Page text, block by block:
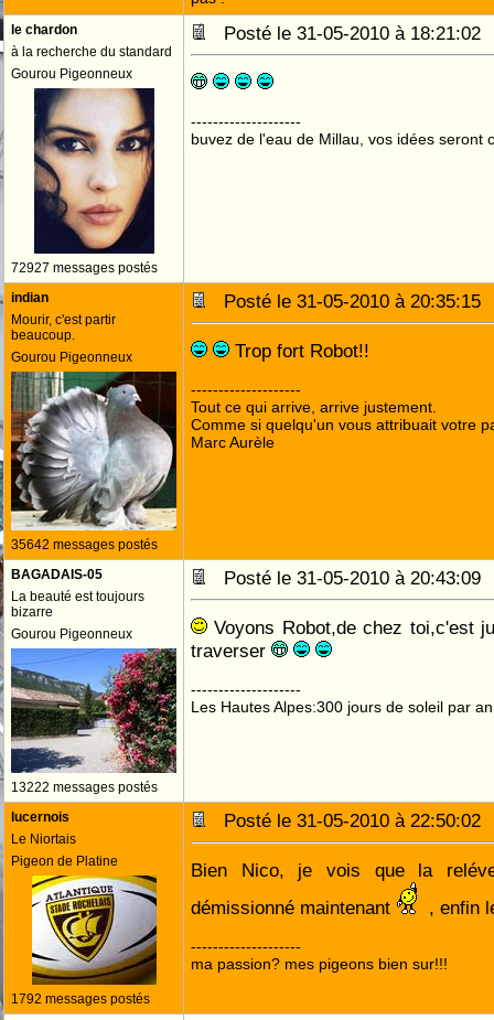
le chardon
à la recherche du standard
Gourou Pigeonneux
72927 messages postés
Posté le 31-05-2010 à
--------------------
buvez de l'eau de Millau, vos idées seront
indian
Mourir, c'est partir
beaucoup.
Gourou Pigeonneux
35642 messages postés
Posté le 31-05-2010 à
Trop fort Robot!!
--------------------
Tout ce qui arrive, arrive justement.
Comme si quelqu'un vous attribuait votre
Marc Aurèle
BAGADAIS-05
La beauté est toujours
bizarre
Gourou Pigeonneux
13222 messages postés
Posté le 31-05-2010 à
Voyons Robot,de chez toi,c'est
traverser
--------------------
Les Hautes Alpes:300 jours de soleil par an
lucernois
Le Niortais
Pigeon de Platine
1792 messages postés
Posté le 31-05-2010 à
Bien Nico, je vois que la
démissionné maintenant
, enfin
--------------------
ma passion? mes pigeons bien sur!!!